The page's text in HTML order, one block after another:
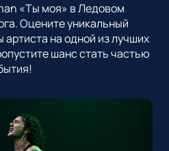
«Ты моя» в Ледовом
Оцените уникальный
артиста на одной из лучших
шанс стать частью